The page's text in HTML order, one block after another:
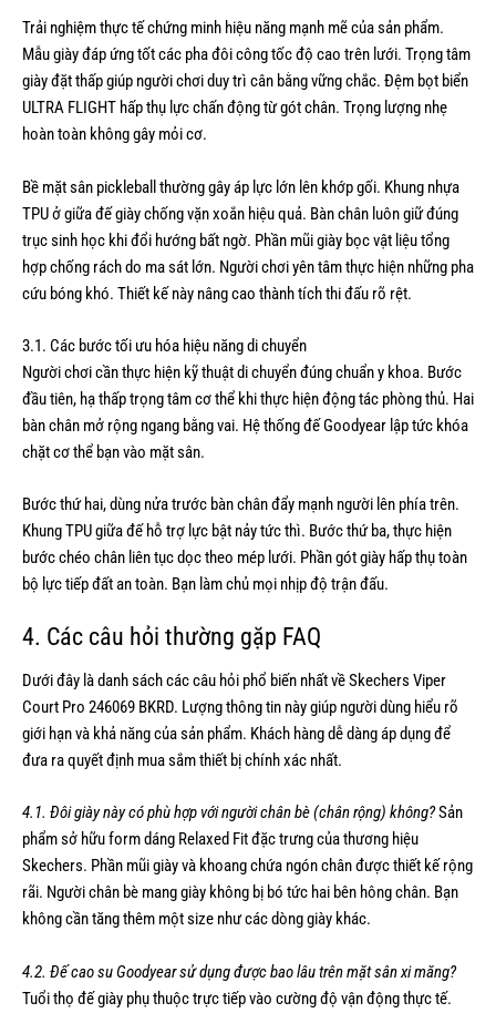
Trải nghiệm thực tế chứng minh hiệu năng mạnh mẽ của sản phẩm.
Mẫu giày đáp ứng tốt các pha đôi công tốc độ cao trên lưới. Trọng tâm
giày đặt thấp giúp người chơi duy trì cân bằng vững chắc. Đệm bọt biển
ULTRA FLIGHT hấp thụ lực chấn động từ gót chân. Trọng lượng nhẹ
hoàn toàn không gây mỏi cơ.
Bề mặt sân pickleball thường gây áp lực lớn lên khớp gối. Khung nhựa
TPU ở giữa đế giày chống vặn xoắn hiệu quả. Bàn chân luôn giữ đúng
trục sinh học khi đổi hướng bất ngờ. Phần mũi giày bọc vật liệu tổng
hợp chống rách do ma sát lớn. Người chơi yên tâm thực hiện những pha
cứu bóng khó. Thiết kế này nâng cao thành tích thi đấu rõ rệt.
3.1. Các bước tối ưu hóa hiệu năng di chuyển
Người chơi cần thực hiện kỹ thuật di chuyển đúng chuẩn y khoa. Bước
đầu tiên, hạ thấp trọng tâm cơ thể khi thực hiện động tác phòng thủ. Hai
bàn chân mở rộng ngang bằng vai. Hệ thống đế Goodyear lập tức khóa
chặt cơ thể bạn vào mặt sân.
Bước thứ hai, dùng nửa trước bàn chân đẩy mạnh người lên phía trên.
Khung TPU giữa đế hỗ trợ lực bật nảy tức thì. Bước thứ ba, thực hiện
bước chéo chân liên tục dọc theo mép lưới. Phần gót giày hấp thụ toàn
bộ lực tiếp đất an toàn. Bạn làm chủ mọi nhịp độ trận đấu.
4. Các câu hỏi thường gặp FAQ
Dưới đây là danh sách các câu hỏi phổ biến nhất về Skechers Viper
Court Pro 246069 BKRD. Lượng thông tin này giúp người dùng hiểu rõ
giới hạn và khả năng của sản phẩm. Khách hàng dễ dàng áp dụng để
đưa ra quyết định mua sắm thiết bị chính xác nhất.
4.1. Đôi giày này có phù hợp với người chân bè (chân rộng) không?Sản
phẩm sở hữu form dáng Relaxed Fit đặc trưng của thương hiệu
Skechers. Phần mũi giày và khoang chứa ngón chân được thiết kế rộng
rãi. Người chân bè mang giày không bị bó tức hai bên hông chân. Bạn
không cần tăng thêm một size như các dòng giày khác.
4.2. Đế cao su Goodyear sử dụng được bao lâu trên mặt sân xi măng?
Tuổi thọ đế giày phụ thuộc trực tiếp vào cường độ vận động thực tế.